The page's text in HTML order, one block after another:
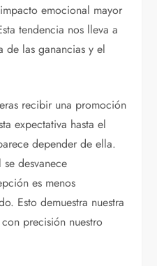
emocional mayor
tendencia nos lleva a
de las ganancias y el
recibir una promoción
expectativa hasta el
depender de ella.
desvanece
es menos
Esto demuestra nuestra
precisión nuestro